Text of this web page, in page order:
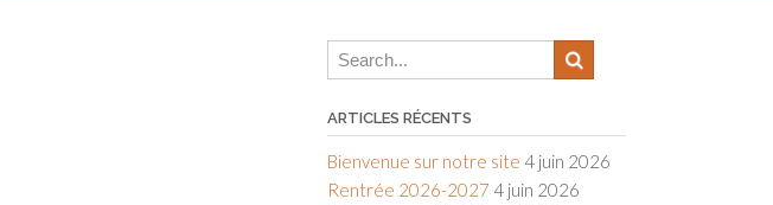
ARTICLES RÉCENTS
Bienvenue sur notre site 4 juin 2026
Rentrée 2026-2027 4 juin 2026